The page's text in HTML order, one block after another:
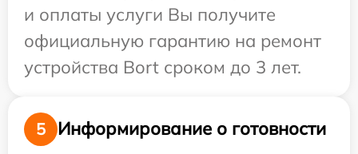
и оплаты услуги Вы получите
официальную гарантию на ремонт
устройства Bort сроком до 3 лет.
5
Информирование о готовности